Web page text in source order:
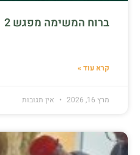
ברוח המשימה מפגש 2
קרא עוד »
מרץ 16, 2026 אין תגובות